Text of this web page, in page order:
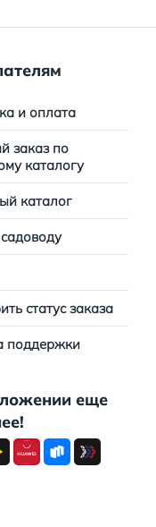
и оплата
заказ по
каталогу
каталог
статус заказа
поддержки
еще